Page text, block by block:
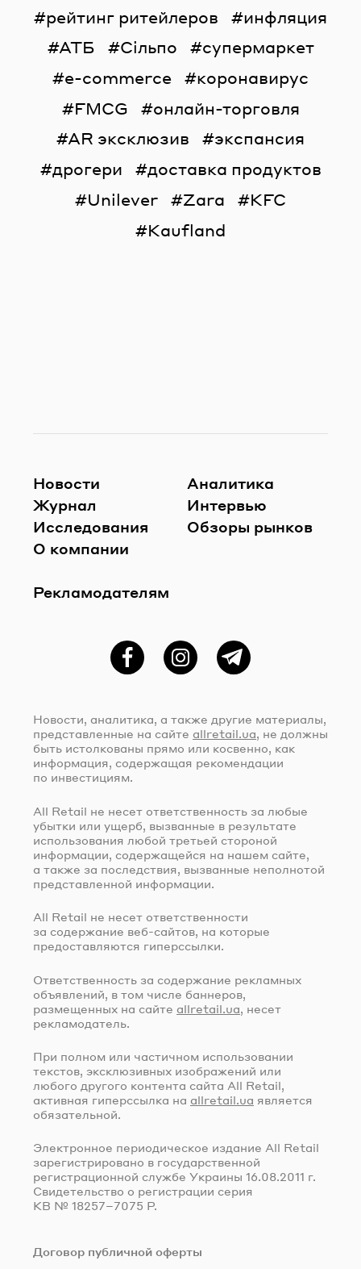
рейтинг ритейлеров
инфляция
АТБ
Сільпо
супермаркет
e-commerce
коронавирус
FMCG
онлайн-торговля
AR эксклюзив
экспансия
дрогери
доставка продуктов
Unilever
Zara
KFC
Kaufland
Новости
Журнал
Исследования
О компании
Рекламодателям
Аналитика
Интервью
Обзоры рынков
ФейсбукInstagramTelegram
Новости, аналитика, а также другие материалы,
представленные на сайте allretail.ua, не должны
быть истолкованы прямо или косвенно, как
информация, содержащая рекомендации
по инвестициям.
All Retail не несет ответственность за любые
убытки или ущерб, вызванные в результате
использования любой третьей стороной
информации, содержащейся на нашем сайте,
а также за последствия, вызванные неполнотой
представленной информации.
All Retail не несет ответственности
за содержание веб-сайтов, на которые
предоставляются гиперссылки.
Ответственность за содержание рекламных
объявлений, в том числе баннеров,
размещенных на сайте allretail.ua , несет
рекламодатель.
При полном или частичном использовании
текстов, эксклюзивных изображений или
любого другого контента сайта All Retail,
активная гиперссылка на allretail.ua является
обязательной.
Электронное периодическое издание All Retail
зарегистрировано в государственной
регистрационной службе Украины 16.08.2011 г.
Свидетельство о регистрации серия
КВ № 18257–7075 Р.
Договор публичной оферты